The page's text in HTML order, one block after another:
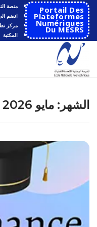
التجاوز
إلى
المحتوى
Portail Des
Plateformes
Numériques
Du MESRS
منصة
انضم
مركز
المكتبة
الشهر: مايو 2026